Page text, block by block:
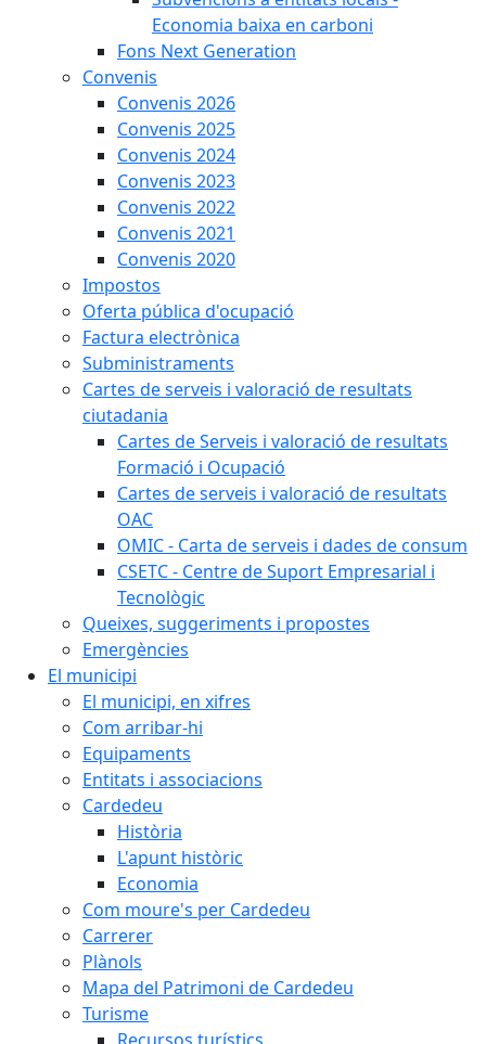
Economia baixa en carboni
Fons Next Generation
Convenis
Convenis 2026
Convenis 2025
Convenis 2024
Convenis 2023
Convenis 2022
Convenis 2021
Convenis 2020
Impostos
Oferta pública d'ocupació
Factura electrònica
Subministraments
Cartes de serveis i valoració de resultats
ciutadania
Cartes de Serveis i valoració de resultats
Formació i Ocupació
Cartes de serveis i valoració de resultats
OAC
OMIC - Carta de serveis i dades de consum
CSETC - Centre de Suport Empresarial i
Tecnològic
Queixes, suggeriments i propostes
Emergències
El municipi
El municipi, en xifres
Com arribar-hi
Equipaments
Entitats i associacions
Cardedeu
Història
L'apunt històric
Economia
Com moure's per Cardedeu
Carrerer
Plànols
Mapa del Patrimoni de Cardedeu
Turisme